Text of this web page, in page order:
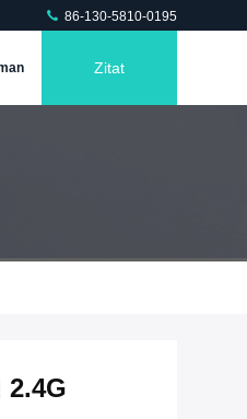
86-130-5810-0195
Zitat
2.4G